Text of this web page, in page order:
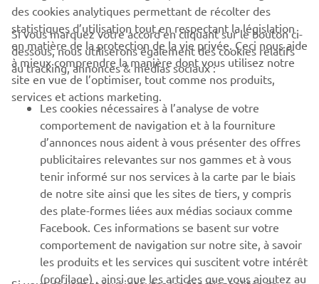
CORPORATE
BUSINESS
PLUS DE YAMAHA
SOUTIEN
BULLETIN
Soyez le premier à connaître les dernières offres, les événements
spéciaux, les nouveautés et bien plus encore
des cookies analytiques permettant de récolter des
statistiques d’utilisation tout en respectant la législation
en matière de la protection de la vie privée. Ceci nous aide
à mieux comprendre la manière dont vous utilisez notre
site en vue de l’optimiser, tout comme nos produits,
services et actions marketing.
Si vous marquez votre accord en cliquant sur le bouton ci-
dessous, nous utiliserons également des cookies relatifs
au tracking, annonces & médias sociaux :
Les cookies nécessaires à l’analyse de votre
comportement de navigation et à la fourniture
d’annonces nous aident à vous présenter des offres
publicitaires relevantes sur nos gammes et à vous
tenir informé sur nos services à la carte par le biais
de notre site ainsi que les sites de tiers, y compris
des plate-formes liées aux médias sociaux comme
Facebook. Ces informations se basent sur votre
comportement de navigation sur notre site, à savoir
les produits et les services qui suscitent votre intérêt
(profilage) , ainsi que les articles que vous ajoutez au